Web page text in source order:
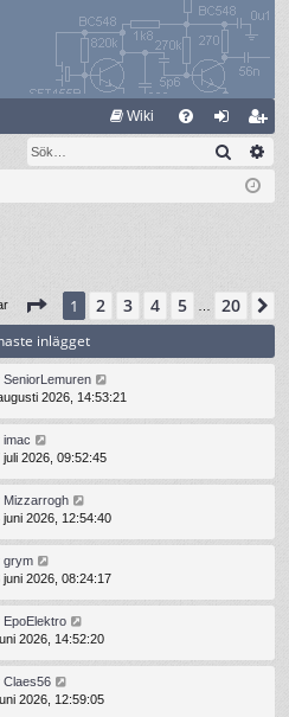
Wiki
og li
m
m
Sök
Sida av20
1 2 3 4 5 … 20
inlägget
SeniorLemuren
2026, 14:53:21
imac
juli 2026, 09:52:45
Mizzarrogh
juni 2026, 12:54:40
grym
juni 2026, 08:24:17
EpoElektro
2026, 14:52:20
Claes56
2026, 12:59:05